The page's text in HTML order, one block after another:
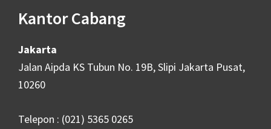
Kantor Cabang
Jakarta
Jalan Aipda KS Tubun No. 19B, Slipi Jakarta Pusat,
10260
Telepon : (021) 5365 0265